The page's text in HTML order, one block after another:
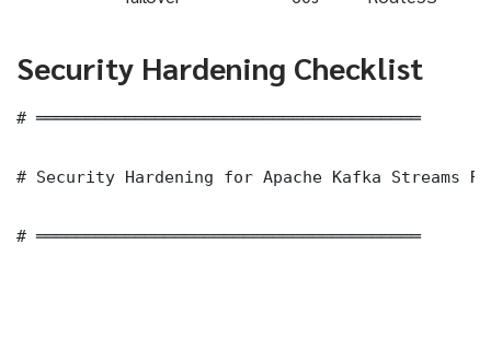
Security Hardening Checklist
# ═══════════════════════════════════════
# Security Hardening for Apache Kafka Streams
# ═══════════════════════════════════════